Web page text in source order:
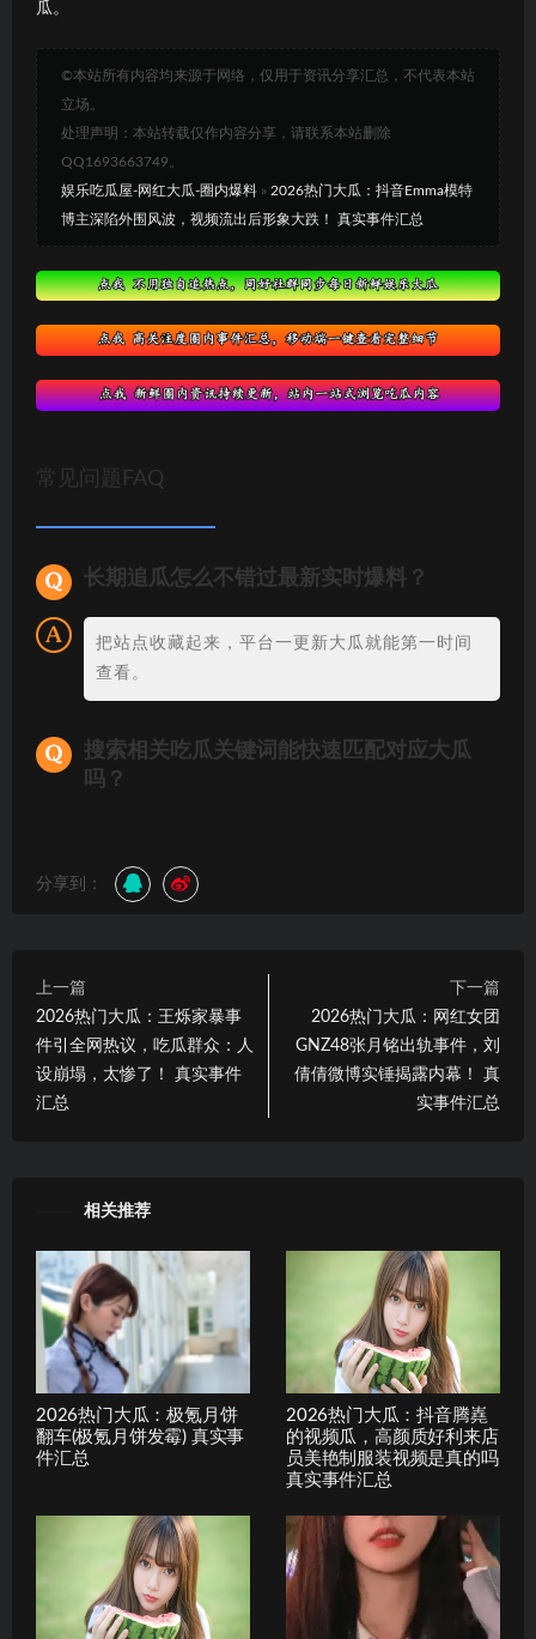
瓜。
©本站所有内容均来源于网络，仅用于资讯分享汇总，不代表本站
立场。
处理声明：本站转载仅作内容分享，请联系本站删除
QQ1693663749。
娱乐吃瓜屋-网红大瓜-圈内爆料 » 2026热门大瓜：抖音Emma模特
博主深陷外围风波，视频流出后形象大跌！ 真实事件汇总
常见问题FAQ
长期追瓜怎么不错过最新实时爆料？
把站点收藏起来，平台一更新大瓜就能第一时间
查看。
搜索相关吃瓜关键词能快速匹配对应大瓜
吗？
分享到：
上一篇
2026热门大瓜：王烁家暴事
件引全网热议，吃瓜群众：人
设崩塌，太惨了！ 真实事件
汇总
下一篇
2026热门大瓜：网红女团
GNZ48张月铭出轨事件，刘
倩倩微博实锤揭露内幕！ 真
实事件汇总
相关推荐
2026热门大瓜：极氪月饼
翻车(极氪月饼发霉) 真实事
件汇总
2026热门大瓜：抖音腾嶤
的视频瓜，高颜质好利来店
员美艳制服装视频是真的吗
真实事件汇总